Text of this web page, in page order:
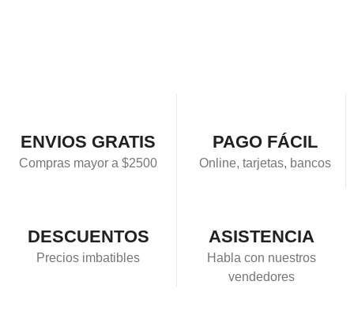
ENVIOS GRATIS
Compras mayor a $2500
PAGO FÁCIL
Online, tarjetas, bancos
DESCUENTOS
Precios imbatibles
ASISTENCIA
Habla con nuestros
vendedores